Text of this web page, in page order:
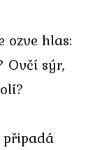
ozve hlas:
Ovčí sýr,
připadá